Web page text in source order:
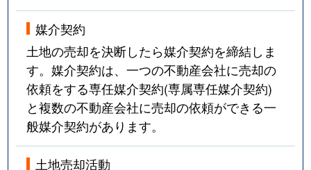
媒介契約
土地の売却を決断したら媒介契約を締結しま
す。媒介契約は、一つの不動産会社に売却の
依頼をする専任媒介契約(専属専任媒介契約)
と複数の不動産会社に売却の依頼ができる一
般媒介契約があります。
土地売却活動